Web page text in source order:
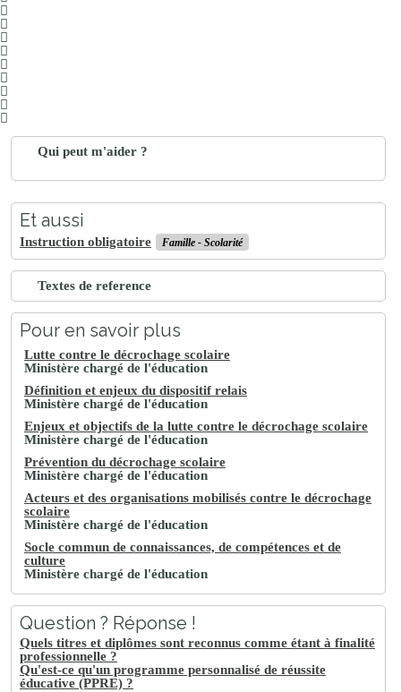
Qui peut m'aider ?
Et aussi
Instruction obligatoire Famille - Scolarité
Textes de reference
Pour en savoir plus
Lutte contre le décrochage scolaire
Ministère chargé de l'éducation
Définition et enjeux du dispositif relais
Ministère chargé de l'éducation
Enjeux et objectifs de la lutte contre le décrochage scolaire
Ministère chargé de l'éducation
Prévention du décrochage scolaire
Ministère chargé de l'éducation
Acteurs et des organisations mobilisés contre le décrochage
scolaire
Ministère chargé de l'éducation
Socle commun de connaissances, de compétences et de
culture
Ministère chargé de l'éducation
Question ? Réponse !
Quels titres et diplômes sont reconnus comme étant à finalité
professionnelle ?
Qu'est-ce qu'un programme personnalisé de réussite
éducative (PPRE) ?